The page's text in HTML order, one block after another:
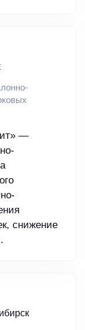
—
снижение